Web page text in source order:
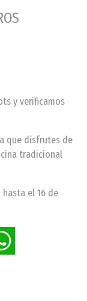
y verificamos
que disfrutes de
tradicional
el 16 de